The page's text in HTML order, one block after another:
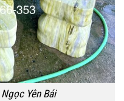
Yên Bái